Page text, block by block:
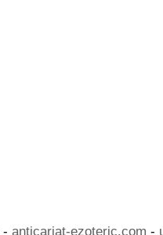
- anticariat-ezoteric.com -